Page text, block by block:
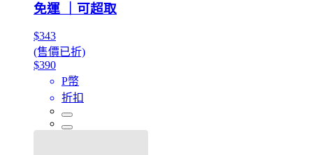
免運 ｜可超取
$343
(售價已折)
$390
P幣
折扣